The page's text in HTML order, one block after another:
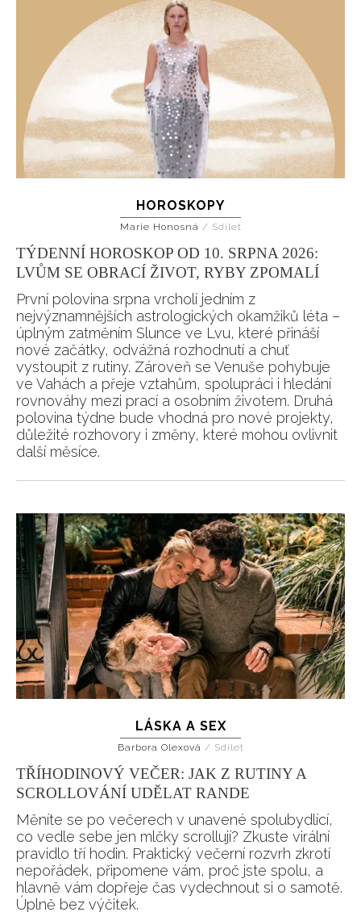
HOROSKOPY
Marie Honosná / Sdílet
TÝDENNÍ HOROSKOP OD 10. SRPNA 2026:
LVŮM SE OBRACÍ ŽIVOT, RYBY ZPOMALÍ
První polovina srpna vrcholí jedním z
nejvýznamnějších astrologických okamžiků léta –
úplným zatměním Slunce ve Lvu, které přináší
nové začátky, odvážná rozhodnutí a chuť
vystoupit z rutiny. Zároveň se Venuše pohybuje
ve Vahách a přeje vztahům, spolupráci i hledání
rovnováhy mezi prací a osobním životem. Druhá
polovina týdne bude vhodná pro nové projekty,
důležité rozhovory i změny, které mohou ovlivnit
další měsíce.
LÁSKA A SEX
Barbora Olexová / Sdílet
TŘÍHODINOVÝ VEČER: JAK Z RUTINY A
SCROLLOVÁNÍ UDĚLAT RANDE
Měníte se po večerech v unavené spolubydlící,
co vedle sebe jen mlčky scrollují? Zkuste virální
pravidlo tří hodin. Praktický večerní rozvrh zkrotí
nepořádek, připomene vám, proč jste spolu, a
hlavně vám dopřeje čas vydechnout si o samotě.
Úplně bez výčitek.